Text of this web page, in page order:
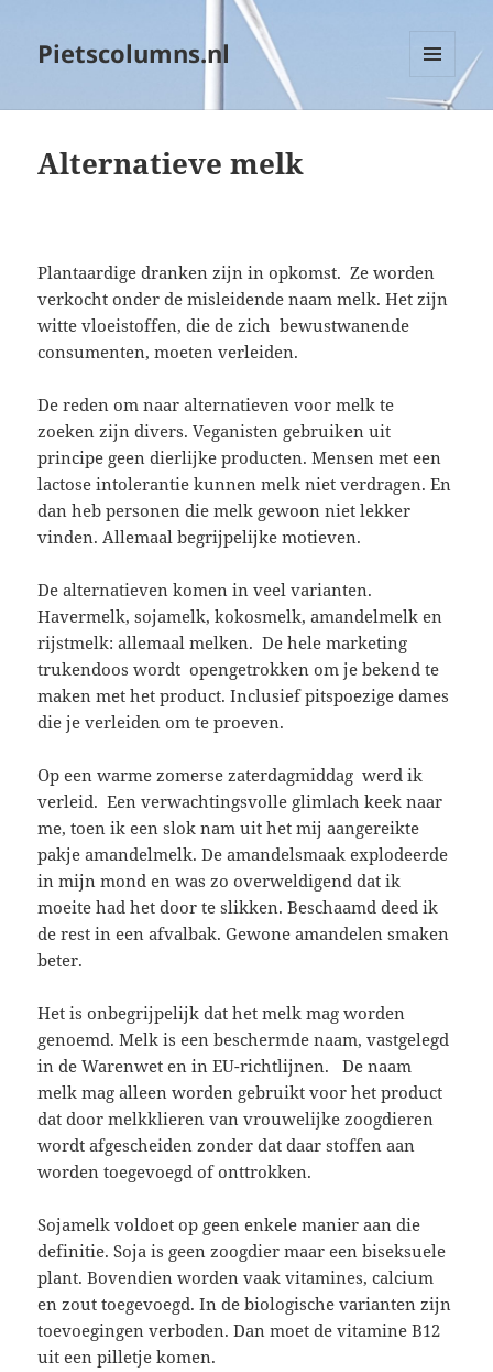
Pietscolumns.nl
MENU
EN
Alternatieve melk
Plantaardige dranken zijn in opkomst. Ze worden
verkocht onder de misleidende naam melk. Het zijn
witte vloeistoffen, die de zich bewustwanende
consumenten, moeten verleiden.
De reden om naar alternatieven voor melk te
zoeken zijn divers. Veganisten gebruiken uit
principe geen dierlijke producten. Mensen met een
lactose intolerantie kunnen melk niet verdragen. En
dan heb personen die melk gewoon niet lekker
vinden. Allemaal begrijpelijke motieven.
De alternatieven komen in veel varianten.
Havermelk, sojamelk, kokosmelk, amandelmelk en
rijstmelk: allemaal melken. De hele marketing
trukendoos wordt opengetrokken om je bekend te
maken met het product. Inclusief pitspoezige dames
die je verleiden om te proeven.
Op een warme zomerse zaterdagmiddag werd ik
verleid. Een verwachtingsvolle glimlach keek naar
me, toen ik een slok nam uit het mij aangereikte
pakje amandelmelk. De amandelsmaak explodeerde
in mijn mond en was zo overweldigend dat ik
moeite had het door te slikken. Beschaamd deed ik
de rest in een afvalbak. Gewone amandelen smaken
beter.
Het is onbegrijpelijk dat het melk mag worden
genoemd. Melk is een beschermde naam, vastgelegd
in de Warenwet en in EU-richtlijnen. De naam
melk mag alleen worden gebruikt voor het product
dat door melkklieren van vrouwelijke zoogdieren
wordt afgescheiden zonder dat daar stoffen aan
worden toegevoegd of onttrokken.
Sojamelk voldoet op geen enkele manier aan die
definitie. Soja is geen zoogdier maar een biseksuele
plant. Bovendien worden vaak vitamines, calcium
en zout toegevoegd. In de biologische varianten zijn
toevoegingen verboden. Dan moet de vitamine B12
uit een pilletje komen.